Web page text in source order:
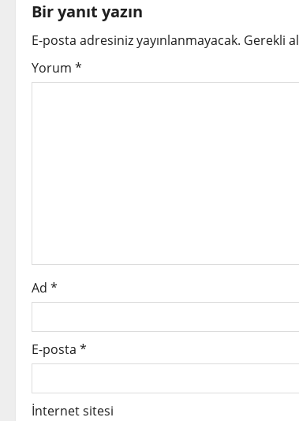
n
a
v
i
o
n
Bir yanıt yazın
E-posta adresiniz yayınlanmayacak. Gerekli
Yorum *
Ad *
E-posta *
İnternet sitesi